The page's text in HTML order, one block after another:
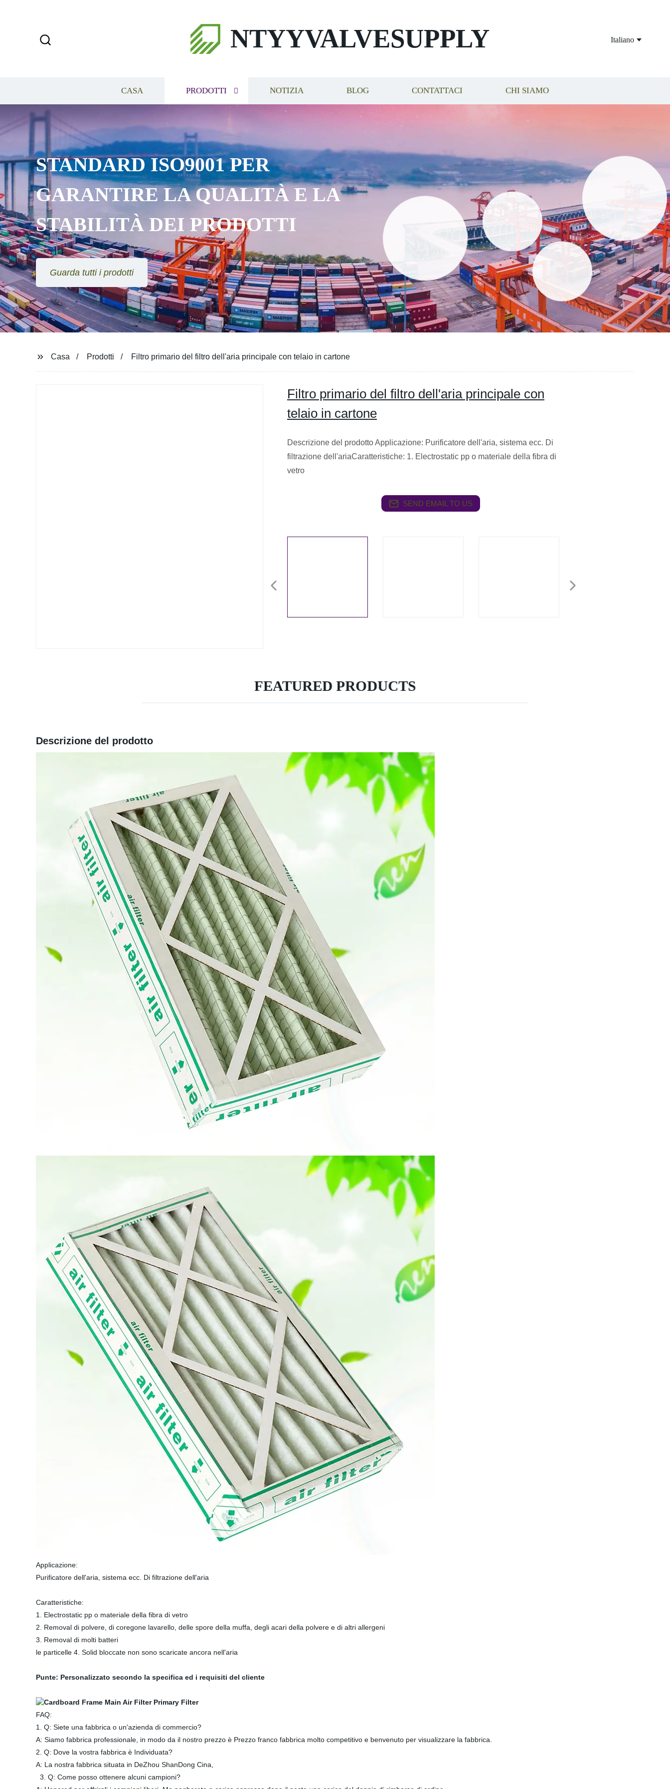
NTYYVALVESUPPLY Italiano
CASA PRODOTTI NOTIZIA BLOG CONTATTACI CHI SIAMO
STANDARD ISO9001 PER
GARANTIRE LA QUALITÀ E LA
STABILITÀ DEI PRODOTTI
Guarda tutti i prodotti
Casa Prodotti Filtro primario del filtro dell'aria principale con telaio in cartone
Filtro primario del filtro dell'aria principale con
telaio in cartone
Descrizione del prodotto Applicazione: Purificatore dell'aria, sistema ecc. Di
filtrazione dell'ariaCaratteristiche: 1. Electrostatic pp o materiale della fibra di
vetro
SEND EMAIL TO US
FEATURED PRODUCTS
Descrizione del prodotto
Applicazione:
Purificatore dell'aria, sistema ecc. Di filtrazione dell'aria
Caratteristiche:
1. Electrostatic pp o materiale della fibra di vetro
2. Removal di polvere, di coregone lavarello, delle spore della muffa, degli acari della polvere e di altri allergeni
3. Removal di molti batteri
le particelle 4. Solid bloccate non sono scaricate ancora nell'aria
Punte: Personalizzato secondo la specifica ed i requisiti del cliente
FAQ:
1. Q: Siete una fabbrica o un'azienda di commercio?
A: Siamo fabbrica professionale, in modo da il nostro prezzo è Prezzo franco fabbrica molto competitivo e benvenuto per visualizzare la fabbrica.
2. Q: Dove la vostra fabbrica è Individuata?
A: La nostra fabbrica situata in DeZhou ShanDong Cina,
3. Q: Come posso ottenere alcuni campioni?